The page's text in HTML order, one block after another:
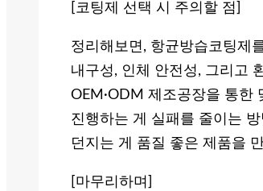
[코팅제 선택 시 주의할 점]
정리해보면, 항균방습코팅제
내구성, 인체 안전성, 그리고
OEM·ODM 제조공장을 통한
진행하는 게 실패를 줄이는
던지는 게 품질 좋은 제품을
[마무리하며]